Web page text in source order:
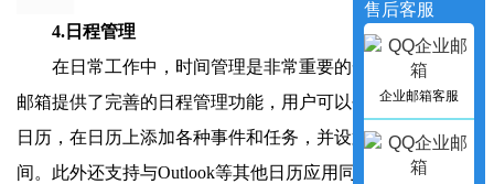
4.日程管理
在日常工作中，时间管理是非常重要的一环。腾讯企业
邮箱提供了完善的日程管理功能，用户可以创建个人或共享
日历，在日历上添加各种事件和任务，并设置提醒方式和时
间。此外还支持与Outlook等其他日历应用同步，并且在移
售后客服
企业邮箱客服